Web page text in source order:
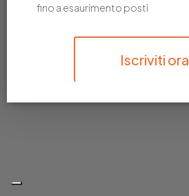
fino a esaurimento posti
Iscriviti ora